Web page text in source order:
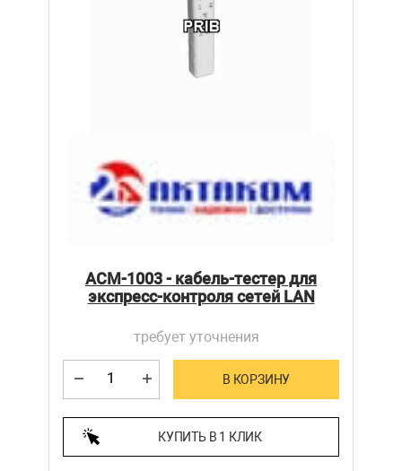
АСМ-1003 - кабель-тестер для
экспресс-контроля сетей LAN
требует уточнения
В КОРЗИНУ
КУПИТЬ В 1 КЛИК